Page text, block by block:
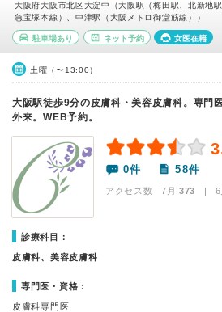
大阪府大阪市北区大淀中（大阪駅（梅田駅、北新地
急宝塚本線）、中津駅（大阪メトロ御堂筋線））
駐車場あり ネット予約 女医在籍
土曜（〜13:00）
大阪駅徒歩9分の皮膚科・美容皮膚科。専門
外来。WEB予約。
0件 58件
アクセス数 7月:373 | 6
診療科目：
皮膚科、美容皮膚科
専門医・資格：
皮膚科専門医